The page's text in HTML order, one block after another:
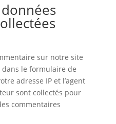
sur notre site
le formulaire de
adresse IP et l’agent
sont collectés pour
commentaires